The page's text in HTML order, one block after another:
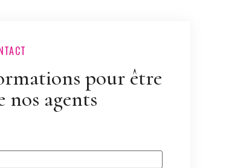
pour être
nos agents